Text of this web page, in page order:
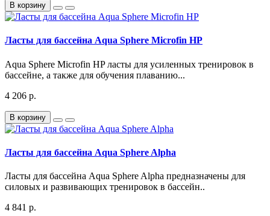
В корзину
Ласты для бассейна Aqua Sphere Microfin HP
Aqua Sphere Microfin HP ласты для усиленных тренировок в
бассейне, а также для обучения плаванию...
4 206 р.
В корзину
Ласты для бассейна Aqua Sphere Alpha
Ласты для бассейна Aqua Sphere Alpha предназначены для
силовых и развивающих тренировок в бассейн..
4 841 р.